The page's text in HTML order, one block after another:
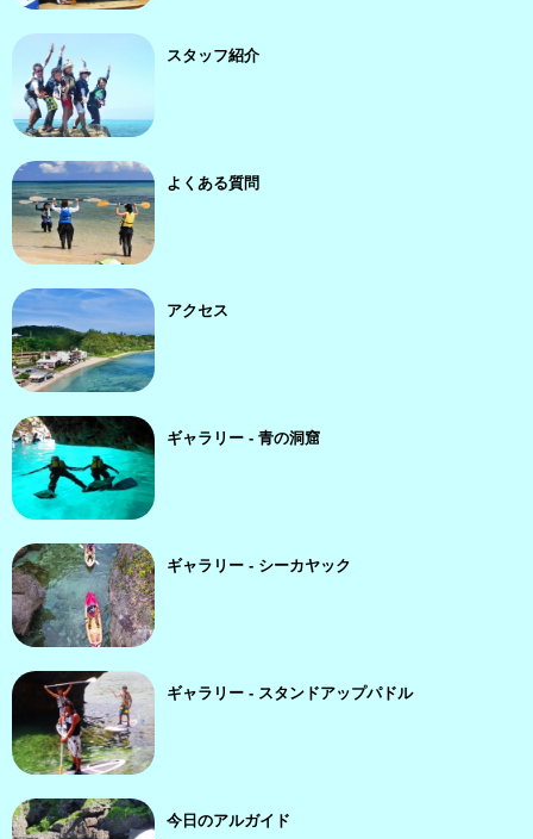
スタッフ紹介
よくある質問
アクセス
ギャラリー - 青の洞窟
ギャラリー - シーカヤック
ギャラリー - スタンドアップパドル
今日のアルガイド